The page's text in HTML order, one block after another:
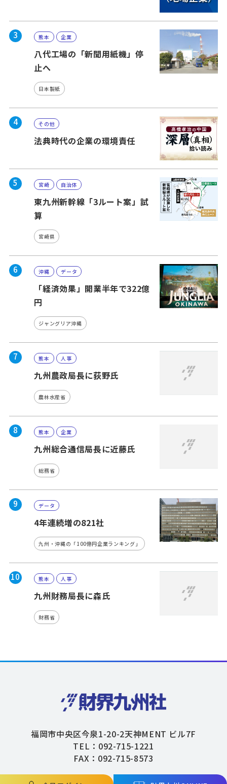
3 熊本 企業
八代工場の「新聞用紙機」停
止へ
日本製紙
4 その他
法典時代の企業の環境責任
5 宮崎 自治体
東九州新幹線「3ルート案」試
算
宮崎県
6 沖縄 データ
「経済効果」開業半年で322億
円
ジャングリア沖縄
7 熊本 人事
九州農政局長に荻野氏
農林水産省
8 熊本 企業
九州総合通信局長に近藤氏
総務省
9 データ
4年連続増の821社
九州・沖縄の「100億円企業ランキング」
10 熊本 人事
九州財務局長に森氏
財務省
福岡市中央区今泉1-20-2天神MENT ビル7F
TEL：092-715-1221
FAX：092-715-8573